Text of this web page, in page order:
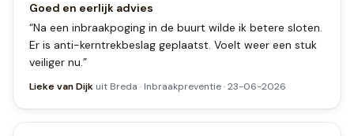
Goed en eerlijk advies
“Na een inbraakpoging in de buurt wilde ik betere sloten.
Er is anti-kerntrekbeslag geplaatst. Voelt weer een stuk
veiliger nu.”
Lieke van Dijk uit Breda · Inbraakpreventie·23-06-2026